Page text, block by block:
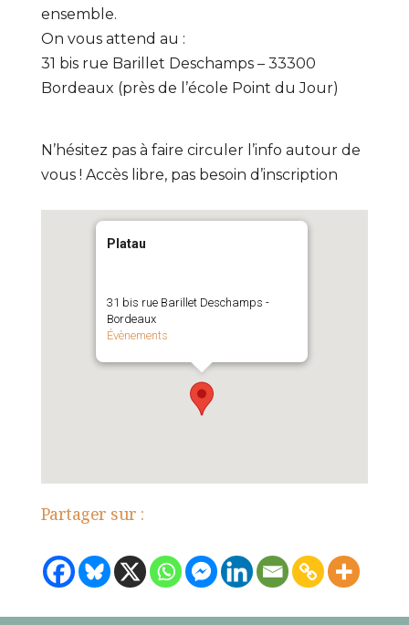
ensemble.
On vous attend au :
31 bis rue Barillet Deschamps – 33300
Bordeaux (près de l’école Point du Jour)
N’hésitez pas à faire circuler l’info autour de
vous ! Accès libre, pas besoin d’inscription
Platau
31 bis rue Barillet Deschamps -
Bordeaux
Évènements
Partager sur :